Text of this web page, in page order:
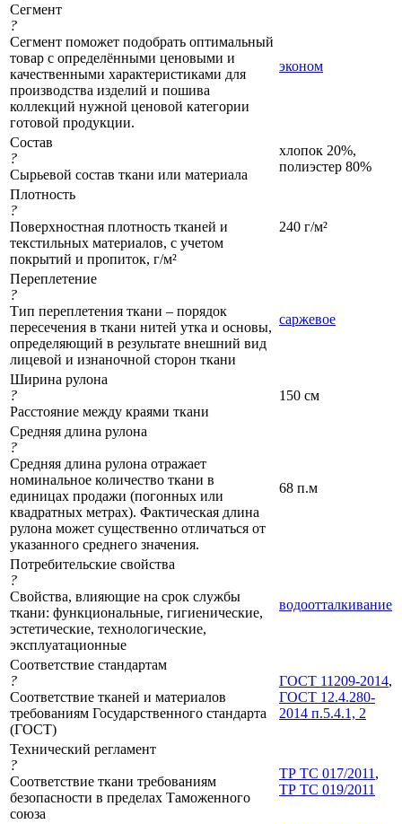
Сегмент
?
Сегмент поможет подобрать оптимальный
товар с определёнными ценовыми и
качественными характеристиками для
производства изделий и пошива
коллекций нужной ценовой категории
готовой продукции.
эконом
Состав
?
Сырьевой состав ткани или материала
хлопок 20%,
полиэстер 80%
Плотность
?
Поверхностная плотность тканей и
текстильных материалов, с учетом
покрытий и пропиток, г/м²
240 г/м²
Переплетение
?
Тип переплетения ткани – порядок
пересечения в ткани нитей утка и основы,
определяющий в результате внешний вид
лицевой и изнаночной сторон ткани
саржевое
Ширина рулона
?
Расстояние между краями ткани
150 см
Средняя длина рулона
?
Средняя длина рулона отражает
номинальное количество ткани в
единицах продажи (погонных или
квадратных метрах). Фактическая длина
рулона может существенно отличаться от
указанного среднего значения.
68 п.м
Потребительские свойства
?
Свойства, влияющие на срок службы
ткани: функциональные, гигиенические,
эстетические, технологические,
эксплуатационные
водоотталкивание
Соответствие стандартам
?
Соответствие тканей и материалов
требованиям Государственного стандарта
(ГОСТ)
ГОСТ 11209-2014,
ГОСТ 12.4.280-
2014 п.5.4.1, 2
Технический регламент
?
Соответствие ткани требованиям
безопасности в пределах Таможенного
союза
ТР ТС 017/2011 ,
ТР ТС 019/2011